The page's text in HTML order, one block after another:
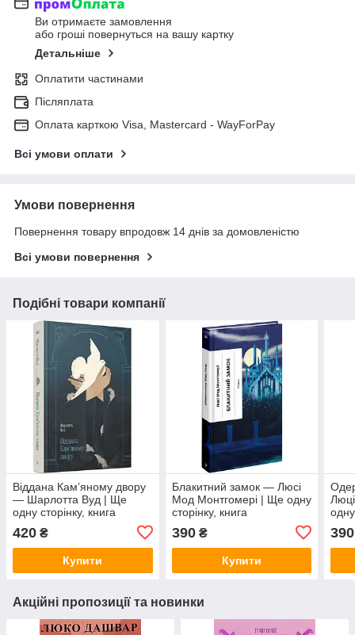
Ви отримаєте замовлення
або гроші повернуться на вашу картку
Детальніше
Оплатити частинами
Післяплата
Оплата карткою Visa, Mastercard - WayForPay
Всі умови оплати
Умови повернення
Повернення товару впродовж 14 днів за домовленістю
Всі умови повернення
Подібні товари компанії
Віддана Кам’яному двору
— Шарлотта Вуд | Ще
одну сторінку, книга
українською, нова, тверда
420 ₴
Купити
Блакитний замок — Люсі
Мод Монтгомері | Ще одну
сторінку, книга
українською, нова, тверда
390₴
Купити
390
Акційні пропозиції та новинки